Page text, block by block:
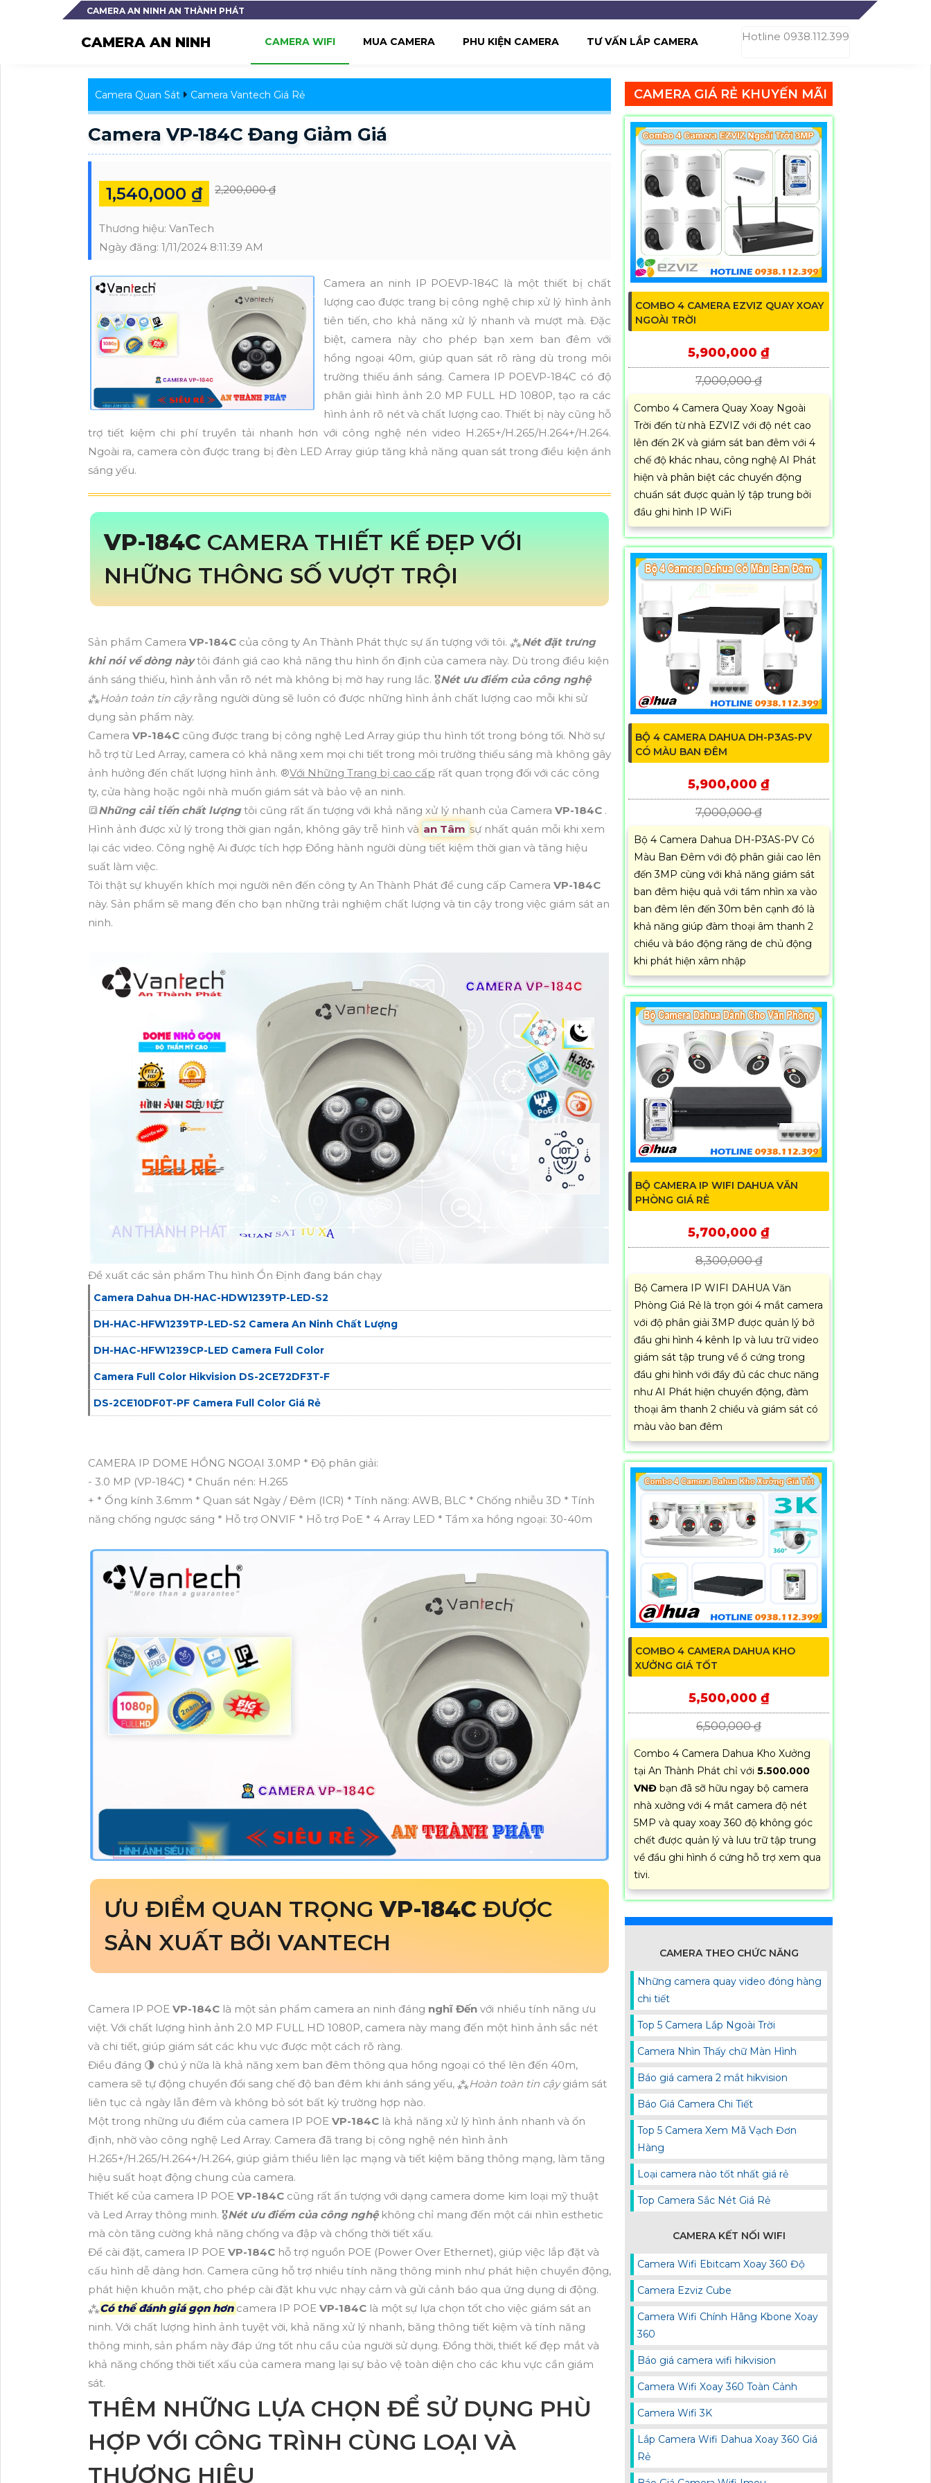
CAMERA AN NINH AN THÀNH PHÁT
CAMERA AN NINH Hotline 0938.112.399
CAMERA WIFI MUA CAMERA PHU KIỆN CAMERA TƯ VẤN LẮP CAMERA
Camera Quan Sát Camera Vantech Giá Rẻ
Camera VP-184C Đang Giảm Giá
1,540,000 ₫ 2,200,000 ₫
Thương hiệu: VanTech
Ngày đăng: 1/11/2024 8:11:39 AM
Camera an ninh IP POEVP-184C là một thiết bị chất
lượng cao được trang bị công nghệ chip xử lý hình ảnh
tiên tiến, cho khả năng xử lý nhanh và mượt mà. Đặc
biệt, camera này cho phép bạn xem ban đêm với
hồng ngoại 40m, giúp quan sát rõ ràng dù trong môi
trường thiếu ánh sáng. Camera IP POEVP-184C có độ
phân giải hình ảnh 2.0 MP FULL HD 1080P, tạo ra các
hình ảnh rõ nét và chất lượng cao. Thiết bị này cũng hỗ
trợ tiết kiệm chi phí truyền tải nhanh hơn với công nghệ nén video H.265+/H.265/H.264+/H.264.
Ngoài ra, camera còn được trang bị đèn LED Array giúp tăng khả năng quan sát trong điều kiện ánh
sáng yếu.
VP-184C CAMERA THIẾT KẾ ĐẸP VỚI
NHỮNG THÔNG SỐ VƯỢT TRỘI
Sản phẩm Camera VP-184C của công ty An Thành Phát thực sự ấn tượng với tôi. ⁂Nét đặt trưng
khi nói về dòng nàytôi đánh giá cao khả năng thu hình ổn định của camera này. Dù trong điều kiện
ánh sáng thiếu, hình ảnh vẫn rõ nét mà không bị mờ hay rung lắc. 🎖️Nét ưu điểm của công nghệ
⁂Hoàn toàn tin cậyrằng người dùng sẽ luôn có được những hình ảnh chất lượng cao mỗi khi sử
dụng sản phẩm này.
Camera VP-184C cũng được trang bị công nghệ Led Array giúp thu hình tốt trong bóng tối. Nhờ sự
hỗ trợ từ Led Array, camera có khả năng xem mọi chi tiết trong môi trường thiếu sáng mà không gây
ảnh hưởng đến chất lượng hình ảnh. ®️Với Những Trang bị cao cấp rất quan trọng đối với các công
ty, cửa hàng hoặc ngôi nhà muốn giám sát và bảo vệ an ninh.
🔳Những cải tiến chất lượngtôi cũng rất ấn tượng với khả năng xử lý nhanh của Camera VP-184C .
Hình ảnh được xử lý trong thời gian ngắn, không gây trễ hình và an Tâm sự nhất quán mỗi khi xem
lại các video. Công nghệ Ai được tích hợp Đồng hành người dùng tiết kiệm thời gian và tăng hiệu
suất làm việc.
Tôi thật sự khuyến khích mọi người nên đến công ty An Thành Phát để cung cấp Camera VP-184C
này. Sản phẩm sẽ mang đến cho bạn những trải nghiệm chất lượng và tin cậy trong việc giám sát an
ninh.
Đề xuất các sản phẩm Thu hình Ổn Định đang bán chạy
Camera Dahua DH-HAC-HDW1239TP-LED-S2
DH-HAC-HFW1239TP-LED-S2 Camera An Ninh Chất Lượng
DH-HAC-HFW1239CP-LED Camera Full Color
Camera Full Color Hikvision DS-2CE72DF3T-F
DS-2CE10DF0T-PF Camera Full Color Giá Rẻ
CAMERA IP DOME HỒNG NGOẠI 3.0MP * Độ phân giải:
- 3.0 MP (VP-184C) * Chuẩn nén: H.265
+ * Ống kính 3.6mm * Quan sát Ngày / Đêm (ICR) * Tính năng: AWB, BLC * Chống nhiễu 3D * Tính
năng chống ngược sáng * Hỗ trợ ONVIF * Hỗ trợ PoE * 4 Array LED * Tầm xa hồng ngoại: 30-40m
ƯU ĐIỂM QUAN TRỌNGVP-184C ĐƯỢC
SẢN XUẤT BỞI VANTECH
Camera IP POE VP-184C là một sản phẩm camera an ninh đáng nghĩ Đến với nhiều tính năng ưu
việt. Với chất lượng hình ảnh 2.0 MP FULL HD 1080P, camera này mang đến một hình ảnh sắc nét
và chi tiết, giúp giám sát các khu vực được một cách rõ ràng.
Điều đáng 🌗 chú ý nữa là khả năng xem ban đêm thông qua hồng ngoại có thể lên đến 40m,
camera sẽ tự động chuyển đổi sang chế độ ban đêm khi ánh sáng yếu, ⁂Hoàn toàn tin cậygiám sát
liên tục cả ngày lẫn đêm và không bỏ sót bất kỳ trường hợp nào.
Một trong những ưu điểm của camera IP POE VP-184C là khả năng xử lý hình ảnh nhanh và ổn
định, nhờ vào công nghệ Led Array. Camera đã trang bị công nghệ nén hình ảnh
H.265+/H.265/H.264+/H.264, giúp giảm thiểu liên lạc mạng và tiết kiệm băng thông mạng, làm tăng
hiệu suất hoạt động chung của camera.
Thiết kế của camera IP POE VP-184C cũng rất ấn tượng với dạng camera dome kim loại mỹ thuật
và Led Array thông minh. 🎖️Nét ưu điểm của công nghệkhông chỉ mang đến một cái nhìn esthetic
mà còn tăng cường khả năng chống va đập và chống thời tiết xấu.
Để cài đặt, camera IP POE VP-184C hỗ trợ nguồn POE (Power Over Ethernet), giúp việc lắp đặt và
cấu hình dễ dàng hơn. Camera cũng hỗ trợ nhiều tính năng thông minh như phát hiện chuyển động,
phát hiện khuôn mặt, cho phép cài đặt khu vực nhạy cảm và gửi cảnh báo qua ứng dụng di động.
⁂Có thể đánh giá gọn hơn camera IP POE VP-184C là một sự lựa chọn tốt cho việc giám sát an
ninh. Với chất lượng hình ảnh tuyệt vời, khả năng xử lý nhanh, băng thông tiết kiệm và tính năng
thông minh, sản phẩm này đáp ứng tốt nhu cầu của người sử dụng. Đồng thời, thiết kế đẹp mắt và
khả năng chống thời tiết xấu của camera mang lại sự bảo vệ toàn diện cho các khu vực cần giám
sát.
THÊM NHỮNG LỰA CHỌN ĐỂ SỬ DỤNG PHÙ
HỢP VỚI CÔNG TRÌNH CÙNG LOẠI VÀ
THƯƠNG HIỆU
CAMERA GIÁ RẺ KHUYẾN MÃI
COMBO 4 CAMERA EZVIZ QUAY XOAY
NGOÀI TRỜI
5,900,000 ₫
7,000,000 ₫
Combo 4 Camera Quay Xoay Ngoài
Trời đến từ nhà EZVIZ với độ nét cao
lên đến 2K và giám sát ban đêm với 4
chế độ khác nhau, công nghệ AI Phát
hiện và phân biệt các chuyển động
chuẩn sát được quản lý tập trung bởi
đầu ghi hình IP WiFi
BỘ 4 CAMERA DAHUA DH-P3AS-PV
CÓ MÀU BAN ĐÊM
5,900,000 ₫
7,000,000 ₫
Bộ 4 Camera Dahua DH-P3AS-PV Có
Màu Ban Đêm với độ phân giải cao lên
đến 3MP cùng với khả năng giám sát
ban đêm hiệu quả với tầm nhìn xa vào
ban đêm lên đến 30m bên cạnh đó là
khả năng giúp đàm thoại âm thanh 2
chiều và báo động răng de chủ động
khi phát hiện xâm nhập
BỘ CAMERA IP WIFI DAHUA VĂN
PHÒNG GIÁ RẺ
5,700,000 ₫
8,300,000 ₫
Bộ Camera IP WIFI DAHUA Văn
Phòng Giá Rẻ là trọn gói 4 mắt camera
với độ phân giải 3MP được quản lý bở
đầu ghi hình 4 kênh Ip và lưu trữ video
giám sát tập trung về ổ cứng trong
đầu ghi hình với đầy đủ các chưc năng
như AI Phát hiện chuyển động, đàm
thoại âm thanh 2 chiều và giám sát có
màu vào ban đêm
COMBO 4 CAMERA DAHUA KHO
XƯỞNG GIÁ TỐT
5,500,000 ₫
6,500,000 ₫
Combo 4 Camera Dahua Kho Xưởng
tại An Thành Phát chỉ với 5.500.000
VNĐ bạn đã sỡ hữu ngay bộ camera
nhà xưởng với 4 mắt camera độ nét
5MP và quay xoay 360 độ không góc
chết được quản lý và lưu trữ tập trung
về đầu ghi hình ổ cứng hỗ trợ xem qua
tivi.
CAMERA THEO CHỨC NĂNG
Những camera quay video đóng hàng
chi tiết
Top 5 Camera Lắp Ngoài Trời
Camera Nhìn Thấy chữ Màn Hình
Báo giá camera 2 mắt hikvision
Báo Giá Camera Chi Tiết
Top 5 Camera Xem Mã Vạch Đơn
Hàng
Loại camera nào tốt nhất giá rẻ
Top Camera Sắc Nét Giá Rẻ
CAMERA KẾT NỐI WIFI
Camera Wifi Ebitcam Xoay 360 Độ
Camera Ezviz Cube
Camera Wifi Chính Hãng Kbone Xoay
360
Báo giá camera wifi hikvision
Camera Wifi Xoay 360 Toàn Cảnh
Camera Wifi 3K
Lắp Camera Wifi Dahua Xoay 360 Giá
Rẻ